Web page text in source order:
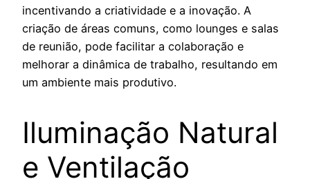
incentivando a criatividade e a inovação. A
criação de áreas comuns, como lounges e salas
de reunião, pode facilitar a colaboração e
melhorar a dinâmica de trabalho, resultando em
um ambiente mais produtivo.
Iluminação Natural
e Ventilação